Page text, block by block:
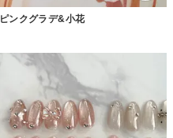
ピンクグラデ&小花